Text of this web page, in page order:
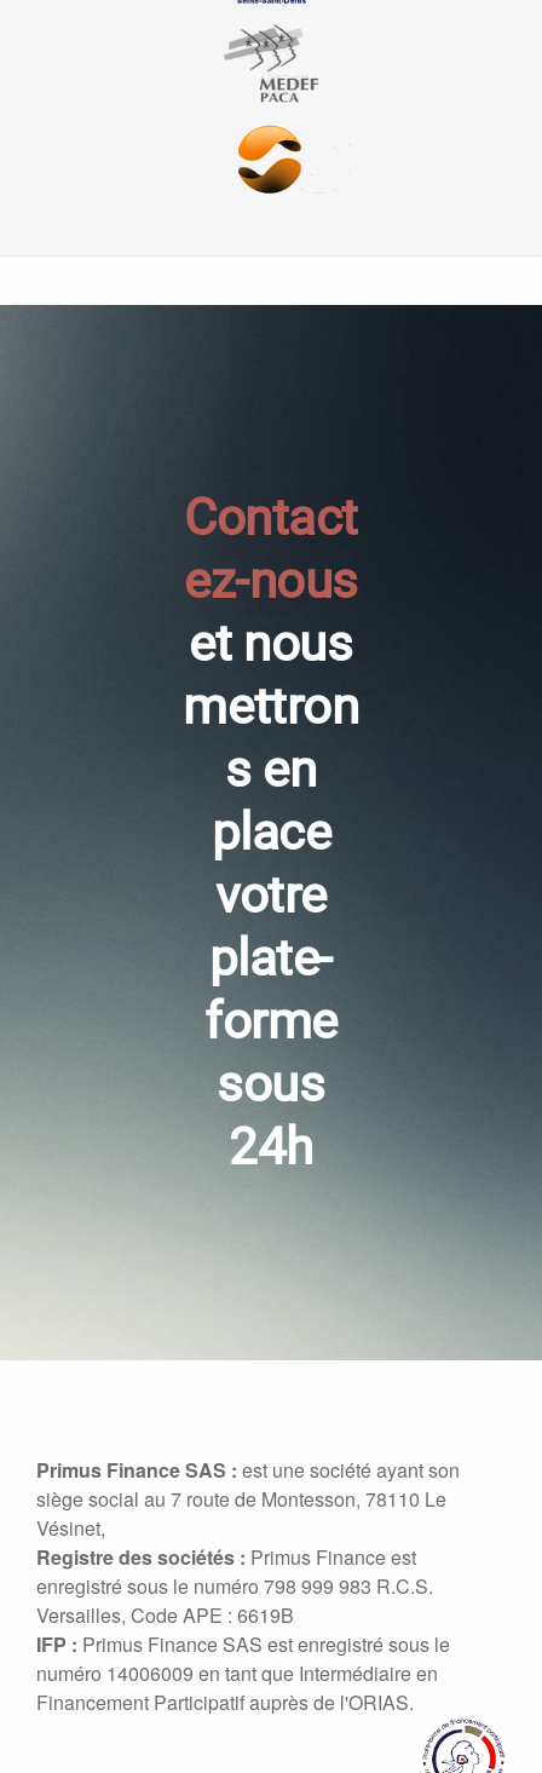
Contact
ez-nous
et nous
mettron
s en
place
votre
plate­
forme
sous
24h
Primus Finance SAS : est une société ayant son
siège social au 7 route de Montesson, 78110 Le
Vésinet,
Registre des sociétés : Primus Finance est
enregistré sous le numéro 798 999 983 R.C.S.
Versailles, Code APE : 6619B
IFP : Primus Finance SAS est enregistré sous le
numéro 14006009 en tant que Intermédiaire en
Financement Participatif auprès de l'ORIAS.